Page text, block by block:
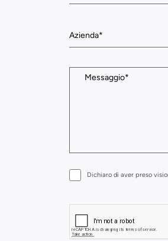
Dichiaro di aver preso